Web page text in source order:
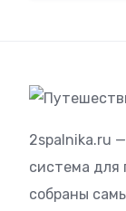
2spalnika.ru
система для
собраны